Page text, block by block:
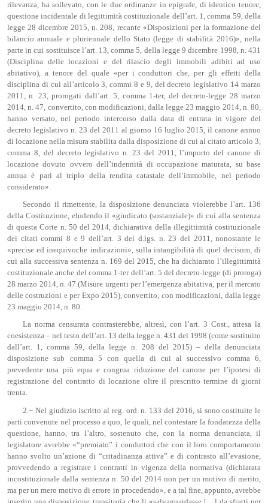
rilevanza, ha sollevato, con le due ordinanze in epigrafe, di identico tenore,
questione incidentale di legittimità costituzionale dell’art. 1, comma 59, della
legge 28 dicembre 2015, n. 208, recante «Disposizioni per la formazione del
bilancio annuale e pluriennale dello Stato (legge di stabilità 2016)», nella
parte in cui sostituisce l’art. 13, comma 5, della legge 9 dicembre 1998, n. 431
(Disciplina delle locazioni e del rilascio degli immobili adibiti ad uso
abitativo), a tenore del quale «per i conduttori che, per gli effetti della
disciplina di cui all’articolo 3, commi 8 e 9, del decreto legislativo 14 marzo
2011, n. 23, prorogati dall’art. 5, comma 1-ter, del decreto-legge 28 marzo
2014, n. 47, convertito, con modificazioni, dalla legge 23 maggio 2014, n. 80,
hanno versato, nel periodo intercorso dalla data di entrata in vigore del
decreto legislativo n. 23 del 2011 al giorno 16 luglio 2015, il canone annuo
di locazione nella misura stabilita dalla disposizione di cui al citato articolo 3,
comma 8, del decreto legislativo n. 23 del 2011, l’importo del canone di
locazione dovuto ovvero dell’indennità di occupazione maturata, su base
annua è pari al triplo della rendita catastale dell’immobile, nel periodo
considerato».
Secondo il rimettente, la disposizione denunciata violerebbe l’art. 136
della Costituzione, eludendo il «giudicato (sostanziale)» di cui alla sentenza
di questa Corte n. 50 del 2014, dichiarativa della illegittimità costituzionale
dei citati commi 8 e 9 dell’art. 3 del d.lgs. n. 23 del 2011, nonostante le
«precise ed inequivoche indicazioni», sulla intangibilità di quel decisum, di
cui alla successiva sentenza n. 169 del 2015, che ha dichiarato l’illegittimità
costituzionale anche del comma 1-ter dell’art. 5 del decreto-legge (di proroga)
28 marzo 2014, n. 47 (Misure urgenti per l’emergenza abitativa, per il mercato
delle costruzioni e per Expo 2015), convertito, con modificazioni, dalla legge
23 maggio 2014, n. 80.
La norma censurata contrasterebbe, altresì, con l’art. 3 Cost., attesa la
coesistenza – nel testo dell’art. 13 della legge n. 431 del 1998 (come sostituito
dall’art. 1, comma 59, della legge n. 208 del 2015) – della denunciata
disposizione sub comma 5 con quella di cui al successivo comma 6,
prevedente una più equa e congrua riduzione del canone per l’ipotesi di
registrazione del contratto di locazione oltre il prescritto termine di giorni
trenta.
2.− Nel giudizio iscritto al reg. ord. n. 133 del 2016, si sono costituite le
parti convenute nel processo a quo, le quali, nel contestare la fondatezza della
questione, hanno, tra l’altro, sostenuto che, con la norma denunciata, il
legislatore avrebbe «“premiato” i conduttori che con il loro comportamento
hanno svolto un’azione di “cittadinanza attiva” e di contrasto all’evasione,
provvedendo a registrare i contratti in vigenza della normativa (dichiarata
incostituzionale dalla sentenza n. 50 del 2014 non per un motivo di merito,
ma per un mero motivo di errore in procedendo», e a tal fine, appunto, avrebbe